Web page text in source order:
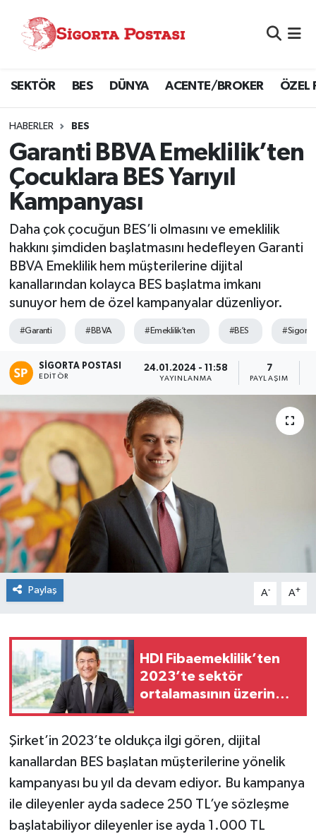
SEKTÖR BES DÜNYA ACENTE/BROKER ÖZEL
HABERLER BES
Garanti BBVA Emeklilik’ten
Çocuklara BES Yarıyıl
Kampanyası
Daha çok çocuğun BES’li olmasını ve emeklilik
hakkını şimdiden başlatmasını hedefleyen Garanti
BBVA Emeklilik hem müşterilerine dijital
kanallarından kolayca BES başlatma imkanı
sunuyor hem de özel kampanyalar düzenliyor.
#Garanti #BBVA #Emeklilik’ten #BES #Sigorta
SIGORTA POSTASI
EDITÖR
24.01.2024 - 11:58
YAYINLANMA
7
PAYLAŞIM
Paylaş A- A+
HDI Fibaemeklilik’ten
2023’te sektör
ortalamasının üzerinde
Şirket’in 2023’te oldukça ilgi gören, dijital
kanallardan BES başlatan müşterilerine yönelik
kampanyası bu yıl da devam ediyor. Bu kampanya
ile dileyenler ayda sadece 250 TL’ye sözleşme
başlatabiliyor dileyenler ise ayda 1.000 TL
Nöbetçi Eczaneler
Hava Durumu
Namaz Vakitleri
Trafik Durumu
Süper Lig Puan Durumu ve Fikstür
Tüm Manşetler
Son Dakika Haberleri
Haber Arşivi